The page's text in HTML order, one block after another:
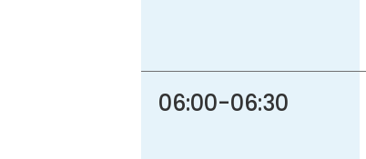
06:00-06:30